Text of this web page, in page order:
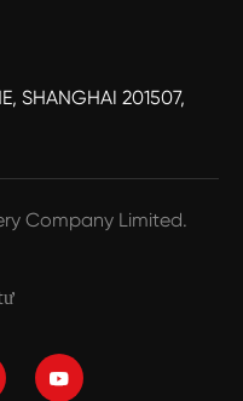
SHANGHAI 201507,
Company Limited.
